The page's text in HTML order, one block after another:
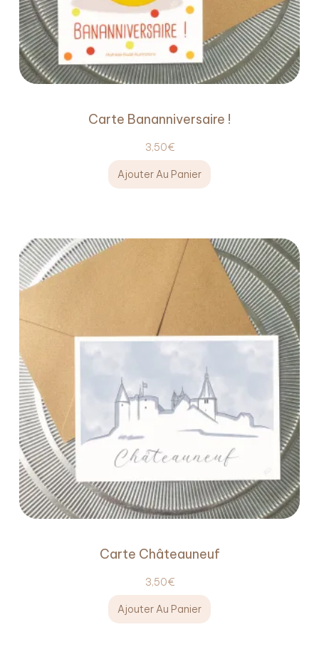
Carte Bananniversaire !
3,50€
Ajouter Au Panier
Carte Châteauneuf
3,50€
Ajouter Au Panier